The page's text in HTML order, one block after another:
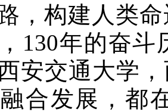
，构建人类
130年的奋
安交通大学
合发展，都